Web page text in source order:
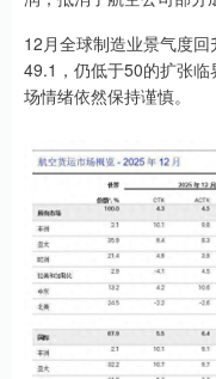
12月全球制造业景气度
49.1，仍低于50的扩张
场情绪依然保持谨慎。